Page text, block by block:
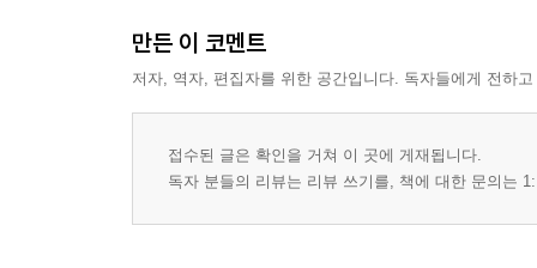
05. 브랜드를 만들고 알리는 사람들
브랜딩이 세상에 어떻게 기여할 수 있을까 | 또
브랜딩 디렉터 | 브랜딩 디렉터와 브랜드 마케
현실조언 | 무제 | 트렌드를 알아야 하는 이유 | 그
만든 이 코멘트
저자, 역자, 편집자를 위한 공간입니다. 독자들에게 전하
접수된 글은 확인을 거쳐 이 곳에 게재됩니다.
독자 분들의 리뷰는 리뷰 쓰기를, 책에 대한 문의는